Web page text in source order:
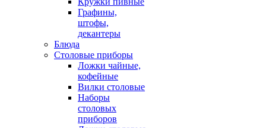
Графины,
штофы,
декантеры
Блюда
Столовые приборы
Ложки чайные,
кофейные
Вилки столовые
Наборы
столовых
приборов